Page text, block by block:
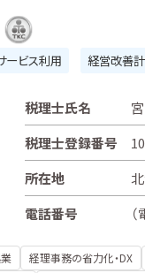
ービス利用 経営改善
税理士氏名
税理士登録番号
所在地
電話番号
（
経理事務の省力化・DX